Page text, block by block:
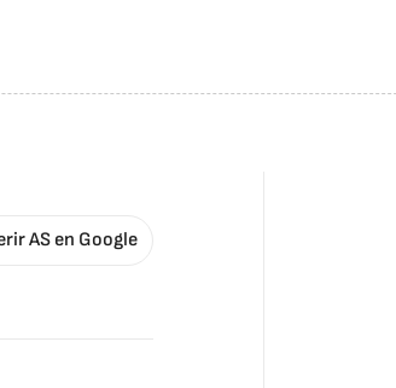
AS en Google